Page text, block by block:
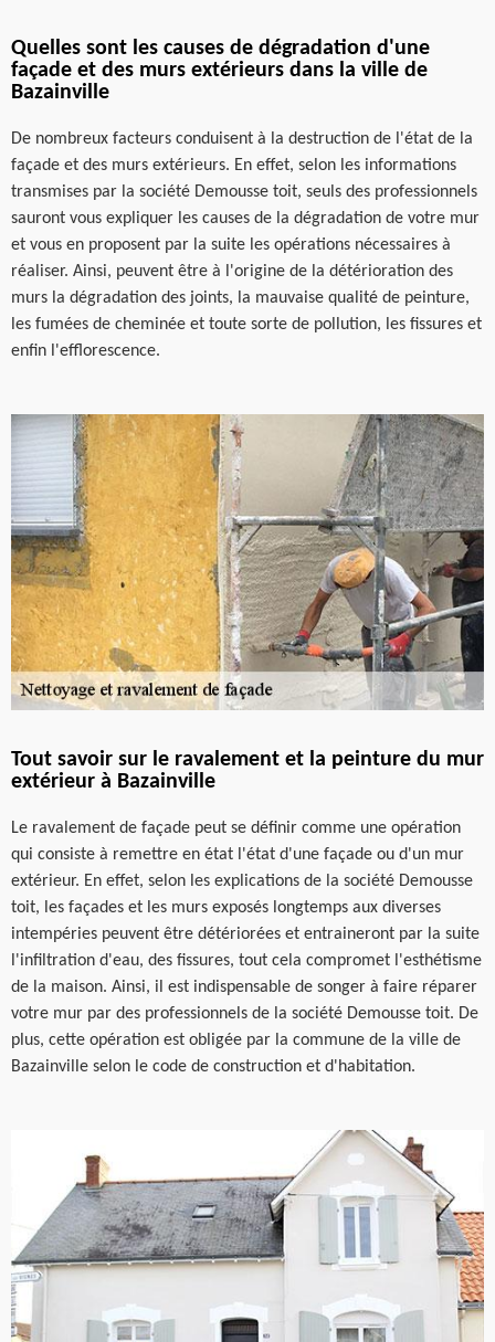
Quelles sont les causes de dégradation d'une
façade et des murs extérieurs dans la ville de
Bazainville
De nombreux facteurs conduisent à la destruction de l'état de la
façade et des murs extérieurs. En effet, selon les informations
transmises par la société Demousse toit, seuls des professionnels
sauront vous expliquer les causes de la dégradation de votre mur
et vous en proposent par la suite les opérations nécessaires à
réaliser. Ainsi, peuvent être à l'origine de la détérioration des
murs la dégradation des joints, la mauvaise qualité de peinture,
les fumées de cheminée et toute sorte de pollution, les fissures et
enfin l'efflorescence.
Tout savoir sur le ravalement et la peinture du mur
extérieur à Bazainville
Le ravalement de façade peut se définir comme une opération
qui consiste à remettre en état l'état d'une façade ou d'un mur
extérieur. En effet, selon les explications de la société Demousse
toit, les façades et les murs exposés longtemps aux diverses
intempéries peuvent être détériorées et entraineront par la suite
l'infiltration d'eau, des fissures, tout cela compromet l'esthétisme
de la maison. Ainsi, il est indispensable de songer à faire réparer
votre mur par des professionnels de la société Demousse toit. De
plus, cette opération est obligée par la commune de la ville de
Bazainville selon le code de construction et d'habitation.